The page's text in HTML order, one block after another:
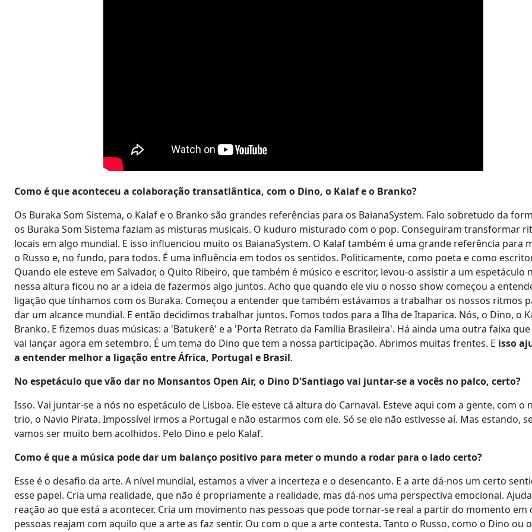
Como é que aconteceu a colaboração transatlântica, com o Dino, o Kalaf e o Branko?
Os Buraka Som Sistema, o Kalaf e o Branko são grandes referências para os BaianaSystem. Falo sobretudo da
os Buraka Som Sistema faziam as misturas musicais. O kuduro misturado com o pop. Conseguiram transformar
locais em algo mundial. E isso influenciou muito os BaianaSystem. O Kalaf também é uma grande referência para
o Russo e, no fundo, para todos. É uma influência em todos os sentidos. Politicamente, como poeta e como
Quando ele esteve em Salvador, o Quito Ribeiro, que também é músico e escritor, levou-o assistir a um espetáculo
nessa altura ficou no ar a ideia de fazermos algo juntos. Acho que quando ele viu o nosso show começou a
ligação que tínhamos com os Buraka. Começou a entender que também estávamos a trabalhar os nossos ritmos
dar um alcance mundial. E então decidimos trabalhar juntos. Fomos todos para a Ilha de Itaparica. Nós, o Dino, o
Branko. E fizemos duas músicas: a 'Batukerê' e a 'Porta Retrato da Família Brasileira'. Há ainda uma outra faixa
vai lançar agora em setembro. É um tema do Dino que tem a nossa participação. Abrimos muitas frentes. E isso
a entender melhor a ligação entre África, Portugal e Brasil.
No espetáculo que vão dar no Monsantos Open Air, o Dino D'Santiago vai juntar-se a vocês no palco, certo?
Isso. Vai juntar-se a nós no espetáculo de Lisboa. Ele esteve cá altura do Carnaval. Esteve aqui com a gente, com o
trio, o Navio Pirata. Impossível irmos a Portugal e não estarmos com ele. Só se ele não estivesse aí. Mas estando,
vamos ser muito bem acolhidos. Pelo Dino e pelo Kalaf.
Como é que a música pode dar um balanço positivo para meter o mundo a rodar para o lado certo?
Esse é o desafio da arte. A nível mundial, estamos a viver a incerteza e o desencanto. E a arte dá-nos um certo
esse papel. Cria uma realidade, que não é propriamente a realidade, mas dá-nos uma perspectiva emocional.
reação ao que está a acontecer. Cria um movimento nas pessoas que pode tornar-se real a partir do momento em
pessoas reajam com aquilo que a arte as faz sentir. Ou com o que a arte contesta. Tanto o Russo, como o Dino ou